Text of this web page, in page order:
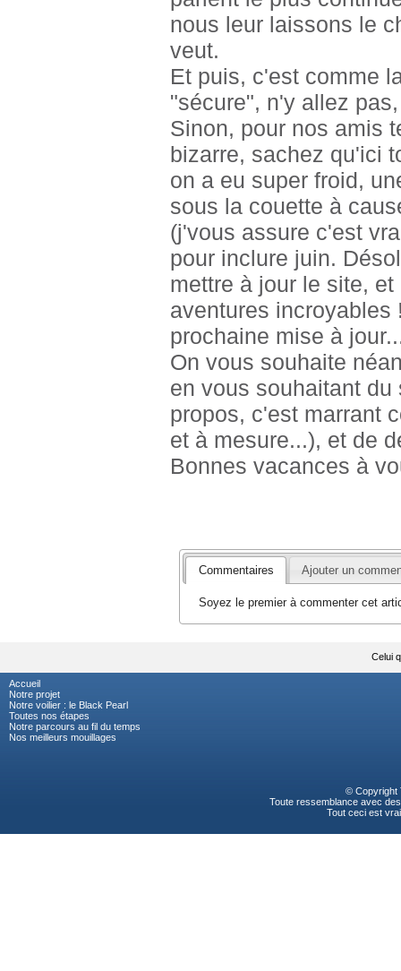
nous leur laissons le
veut.
Et puis, c'est comme
"sécure", n'y allez
Sinon, pour nos amis
bizarre, sachez qu'ici
on a eu super froid,
sous la couette à
(j'vous assure c'est
pour inclure juin.
mettre à jour le site,
aventures
prochaine mise à
On vous souhaite
en vous souhaitant
propos, c'est marrant
et à mesure...), et de
Bonnes vacances à
Commentaires Ajouter un
Soyez le premier à commenter cet
Celui
Accueil
Notre projet
Notre voilier : le Black Pearl
Toutes nos étapes
Notre parcours au fil du temps
Nos meilleurs mouillages
© Copyright
Toute ressemblance avec
Tout ceci est